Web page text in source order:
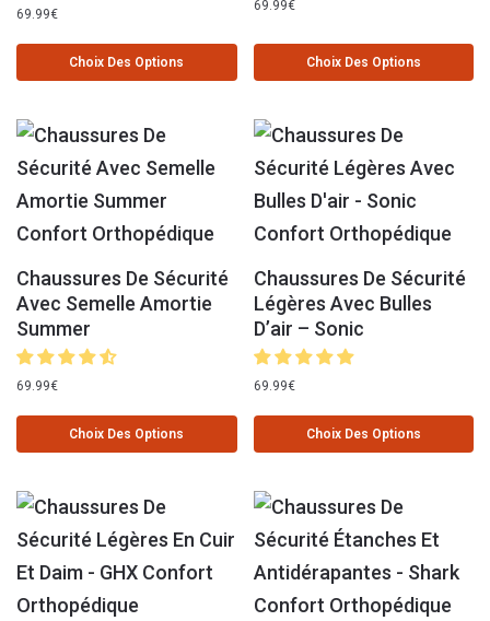
69.99€
Choix Des Options
69.99€
Choix Des Options
Chaussures De Sécurité
Avec Semelle Amortie
Summer
69.99€
Choix Des Options
Chaussures De Sécurité
Légères Avec Bulles
D’air – Sonic
69.99€
Choix Des Options